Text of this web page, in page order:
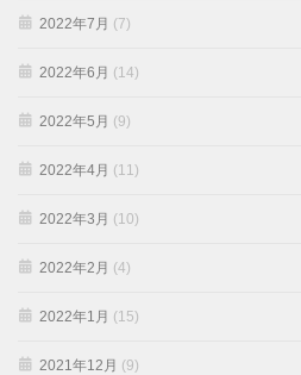
2022年7月 (7)
2022年6月 (14)
2022年5月 (9)
2022年4月 (11)
2022年3月 (10)
2022年2月 (4)
2022年1月 (15)
2021年12月 (9)